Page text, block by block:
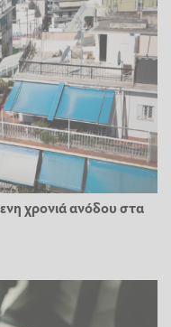
χρονιά ανόδου στα